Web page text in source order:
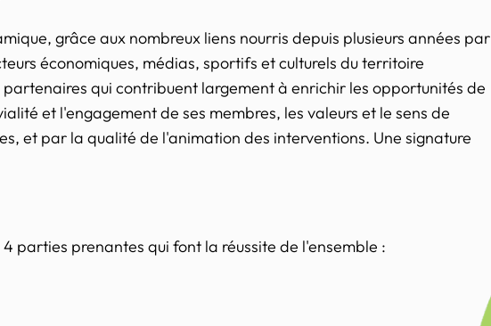
grâce aux nombreux liens nourris depuis plusieurs années par
économiques, médias, sportifs et culturels du territoire
qui contribuent largement à enrichir les opportunités de
et l'engagement de ses membres, les valeurs et le sens de
et par la qualité de l'animation des interventions. Une signature
parties prenantes qui font la réussite de l'ensemble :